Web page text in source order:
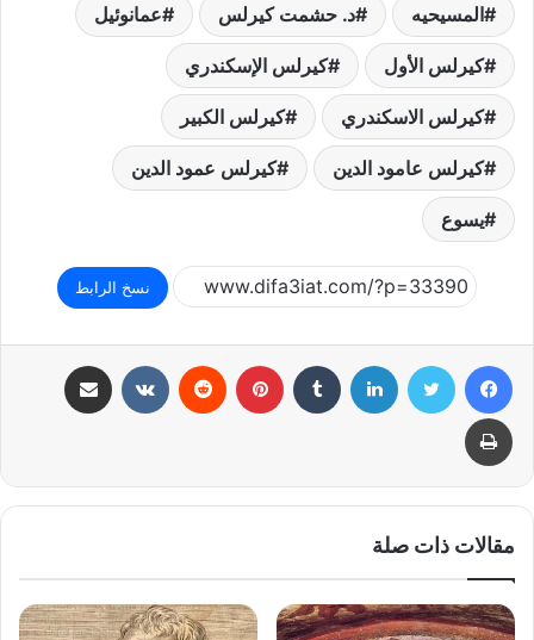
المسيحيه د. حشمت كيرلس عمانوئيل
كيرلس الأول كيرلس الإسكندري
كيرلس الاسكندري كيرلس الكبير
كيرلس عامود الدين كيرلس عمود الدين
يسوع
نسخ الرابط
فيسبوك تويتر لينكدإن بينتيريست
طباعة
مقالات ذات صلة